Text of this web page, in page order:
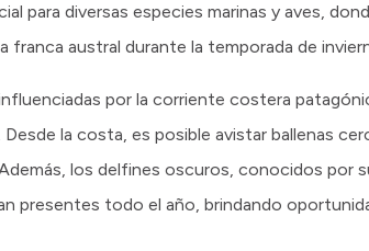
para diversas especies marinas y aves,
franca austral durante la temporada de
por la corriente costera
la costa, es posible avistar ballenas
los delfines oscuros, conocidos por
presentes todo el año, brindando